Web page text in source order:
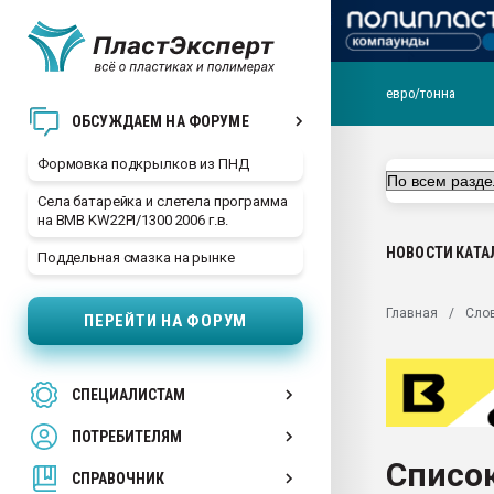
ОБСУЖДАЕМ НА ФОРУМЕ
Формовка подкрылков из ПНД
Села батарейка и слетела программа
на BMB KW22PI/1300 2006 г.в.
Поддельная смазка на рынке
ПЕРЕЙТИ НА ФОРУМ
СПЕЦИАЛИСТАМ
ПОТРЕБИТЕЛЯМ
СПРАВОЧНИК
29.07.2026 ФРП помог
Вакуум-формовочные
ближайшее
28.07.2026
первый план в
ситуацией на
евро/тонна
НОВОСТИ
Главная